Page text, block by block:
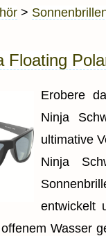
>
Floating
Erobere
Ninja
ultimative
Ninja
entwickelt
Wasser